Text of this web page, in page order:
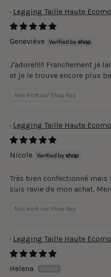
Legging Taille Haute
Geneviève
J'adore!!!!! Franchement je
et je le trouve encore plus
Avis écrit sur Shop App
Legging Taille Haute
Nicole
Très bien confectionné
suis ravie de mon achat.
Avis écrit sur Shop App
Legging Taille Haute
Helena